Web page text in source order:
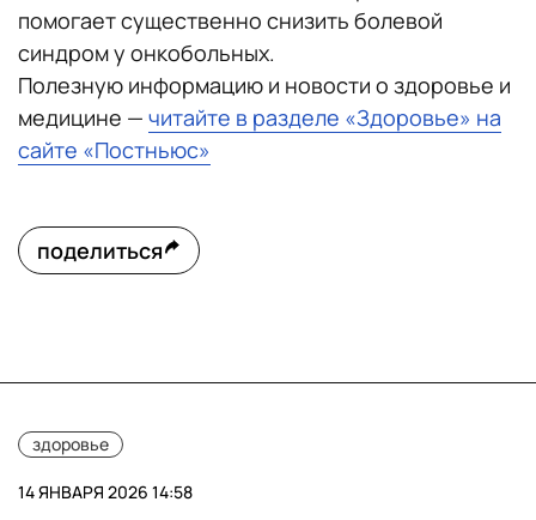
помогает существенно снизить болевой
синдром у онкобольных.
Полезную информацию и новости о здоровье и
медицине — читайте в разделе «Здоровье» на
сайте «Постньюс»
поделиться
здоровье
14 ЯНВАРЯ 2026 14:58